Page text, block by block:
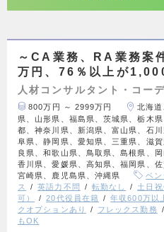
～CA業務、RA業務案
万円、76％以上が
人材コンサルタント・コー
800万円 ～ 2999万円
北海
県、山形県、福島県、茨城県、栃木
都、神奈川県、新潟県、富山県、石
阜県、静岡県、愛知県、三重県、滋
良県、和歌山県、鳥取県、島根県、
香川県、愛媛県、高知県、福岡県、
宮崎県、鹿児島県、沖縄県
ベン
ス
英語力不問 転勤なし 土日
可）
20代役員在籍 年収600万以
クオプションあり
フレックス勤務
もOK